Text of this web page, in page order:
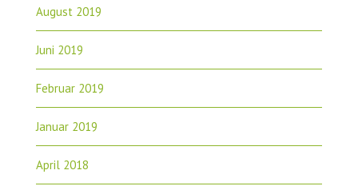
August 2019
Juni 2019
Februar 2019
Januar 2019
April 2018